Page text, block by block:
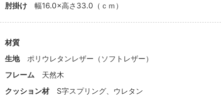
肘掛け 幅16.0×高さ33.0（ｃｍ）
材質
生地ポリウレタンレザー（ソフトレザー）
フレーム 天然木
クッション材S字スプリング、ウレタン